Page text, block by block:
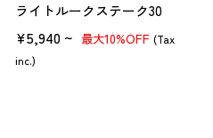
ライトルークステーク30
¥5,940 ~ 最大10%OFF (Tax
inc.)